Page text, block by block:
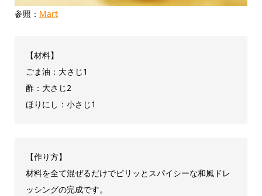
参照： Mart
【材料】
ごま油：大さじ1
酢：大さじ2
ほりにし：小さじ1
【作り方】
材料を全て混ぜるだけでピリッとスパイシーな和風ドレ
ッシングの完成です。